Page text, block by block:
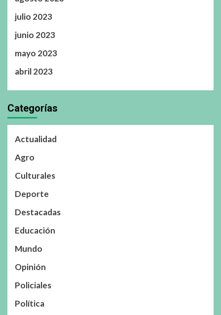
julio 2023
junio 2023
mayo 2023
abril 2023
Categorías
Actualidad
Agro
Culturales
Deporte
Destacadas
Educación
Mundo
Opinión
Policiales
Política